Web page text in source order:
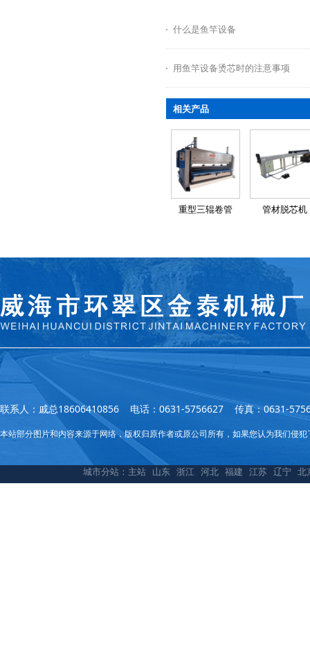
什么是鱼竿设备
用鱼竿设备烫芯时的注意事项
相关产品
重型三辊卷管 管材脱芯机
联系人：戚总18606410856 电话：0631-5756627 传真：0631-
本站部分图片和内容来源于网络，版权归原作者或原公司所有，如果您认为我们侵
城市分站： 主站 山东 浙江 河北 福建 江苏 辽宁 北